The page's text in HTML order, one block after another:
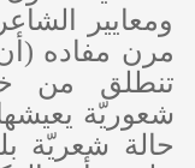
ومعايير
مرن مفاده
تنطلق من
شعوريّة
حالة شعريّة